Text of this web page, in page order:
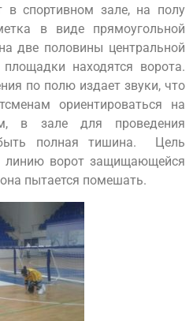
в спортивном зале, на полу
в виде прямоугольной
две половины центральной
находятся ворота.
по полю издает звуки, что
ориентироваться на
в зале для проведения
полная тишина. Цель
линию ворот защищающейся
пытается помешать.